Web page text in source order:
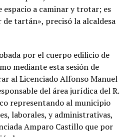
espacio a caminar y trotar; es
de tartán», precisó la alcaldesa
por el cuerpo edilicio de
mediante esta sesión de
al Licenciado Alfonso Manuel
del área jurídica del R.
representando al municipio
laborales, y administrativas,
Amparo Castillo que por